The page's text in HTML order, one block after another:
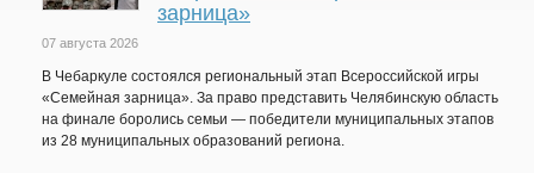
зарница»
07 августа 2026
В Чебаркуле состоялся региональный этап Всероссийской игры
«Семейная зарница». За право представить Челябинскую область
на финале боролись семьи — победители муниципальных этапов
из 28 муниципальных образований региона.